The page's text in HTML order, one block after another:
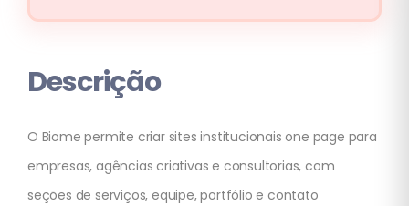
Descrição
O Biome permite criar sites institucionais one page para
empresas, agências criativas e consultorias, com
seções de serviços, equipe, portfólio e contato